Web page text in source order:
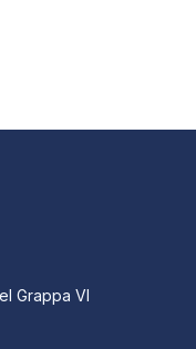
Grappa VI